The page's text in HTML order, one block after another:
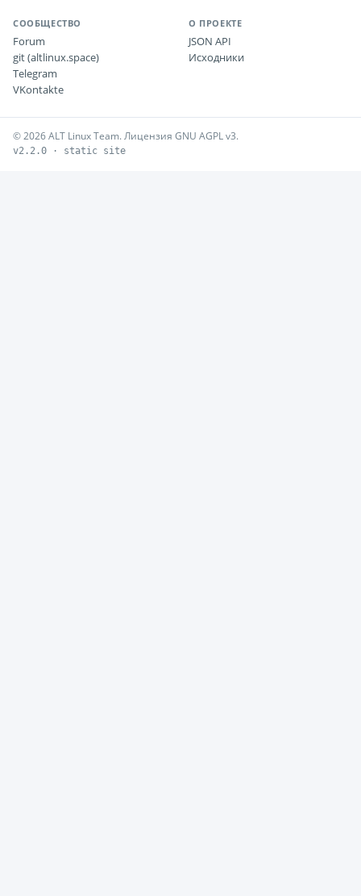
СООБЩЕСТВО
Forum
git (altlinux.space)
Telegram
VKontakte
О ПРОЕКТЕ
JSON API
Исходники
© 2026 ALT Linux Team. Лицензия GNU AGPL v3.
v2.2.0 · static site